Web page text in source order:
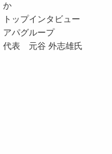
か
トップインタビュー
アパグループ
代表 元谷 外志雄氏